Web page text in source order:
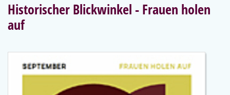
Historischer Blickwinkel - Frauen holen
auf